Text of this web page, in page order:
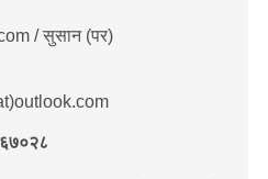
/ सुसान (पर)